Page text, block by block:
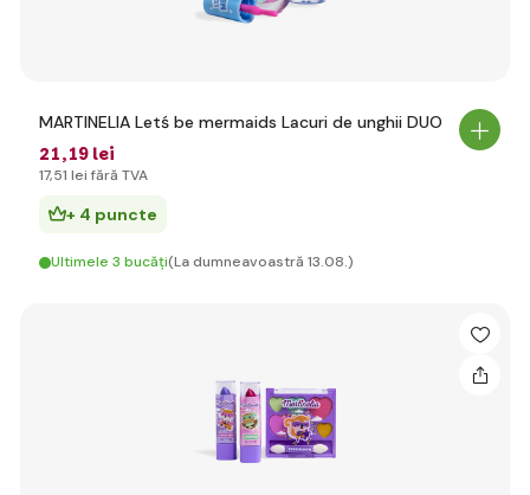
MARTINELIA Letś be mermaids Lacuri de unghii DUO
21,19 lei
17,51 lei fără TVA
+ 4 puncte
Ultimele 3 bucăți(La dumneavoastră 13.08.)